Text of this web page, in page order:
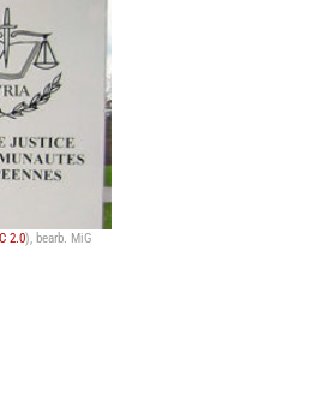
2.0), bearb. MiG